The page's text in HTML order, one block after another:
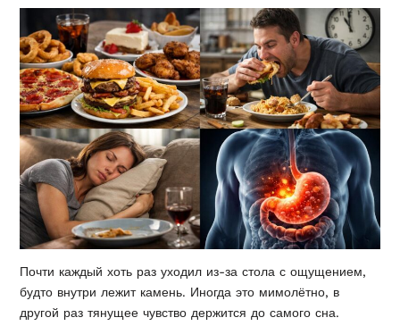
Почти каждый хоть раз уходил из-за стола с ощущением,
будто внутри лежит камень. Иногда это мимолётно, в
другой раз тянущее чувство держится до самого сна.